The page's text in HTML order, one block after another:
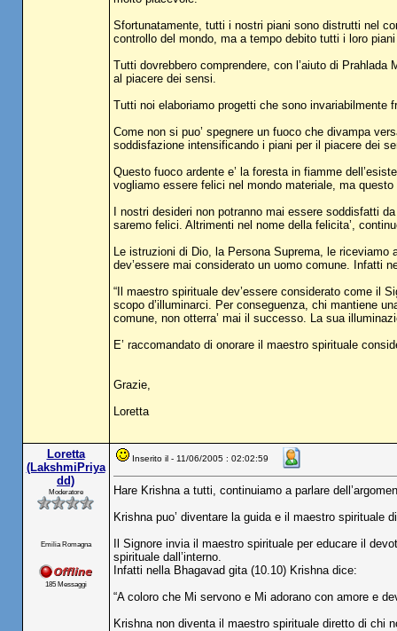
Sfortunatamente, tutti i nostri piani sono distrutti nel
controllo del mondo, ma a tempo debito tutti i loro
Tutti dovrebbero comprendere, con l’aiuto di
al piacere dei sensi.
Tutti noi elaboriamo progetti che sono invariabilmente
Come non si puo’ spegnere un fuoco che divampa
soddisfazione intensificando i piani per il piacere dei
Questo fuoco ardente e’ la foresta in fiamme
vogliamo essere felici nel mondo materiale, ma
I nostri desideri non potranno mai essere soddisfatti
saremo felici. Altrimenti nel nome della felicita’,
Le istruzioni di Dio, la Persona Suprema, le
dev’essere mai considerato un uomo comune. Infatti
“Il maestro spirituale dev’essere considerato come il
scopo d’illuminarci. Per conseguenza, chi mantiene
comune, non otterra’ mai il successo. La sua
E’ raccomandato di onorare il maestro spirituale
Grazie,
Loretta
Loretta
(LakshmiPriya
dd)
Moderatore
Emilia Romagna
185 Messaggi
Inserito il - 11/06/2005 : 02:02:59
Hare Krishna a tutti, continuiamo a parlare
Krishna puo’ diventare la guida e il maestro spirituale
Il Signore invia il maestro spirituale per educare il
spirituale dall’interno.
Infatti nella Bhagavad gita (10.10) Krishna dice:
“A coloro che Mi servono e Mi adorano con amore e
Krishna non diventa il maestro spirituale diretto di chi